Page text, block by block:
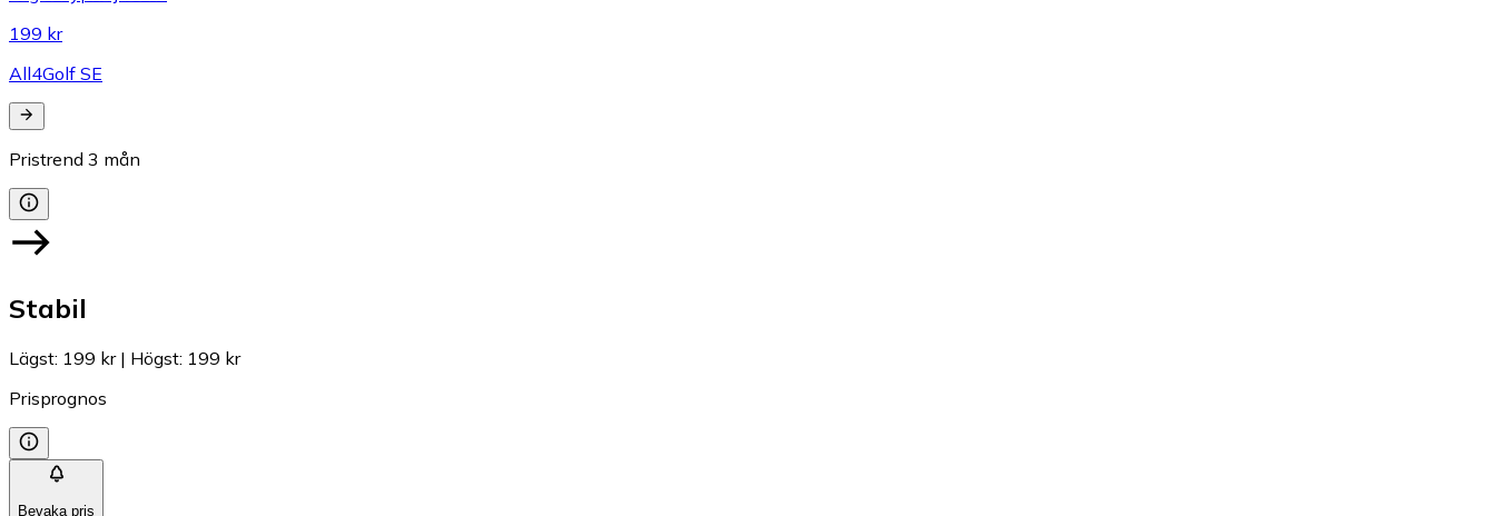
199 kr
All4Golf SE
Pristrend 3 mån
Stabil
Lägst: 199 kr| Högst: 199 kr
Prisprognos
Bevaka pris